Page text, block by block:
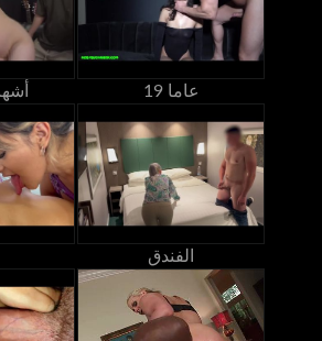
9 19 عاما
الفندق